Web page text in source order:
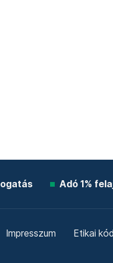
Adó 1%
Impresszum Etikai